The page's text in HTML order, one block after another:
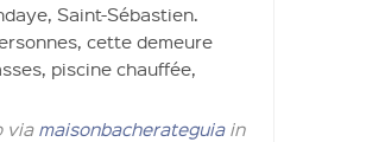
Saint-Sébastien.
cette demeure
piscine chauffée,
viamaisonbacherateguiain